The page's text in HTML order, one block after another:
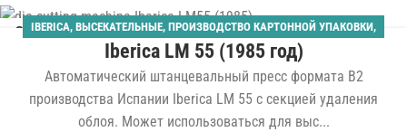
28IBERICA, ВЫСЕКАТЕЛЬНЫЕ, ПРОИЗВОДСТВО КАРТОННОЙ УПАКОВКИ,
ШТАНЦАГРЕГАТЫ
Iberica LM 55 (1985 год)
Автоматический штанцевальный пресс формата B2
производства Испании Iberica LM 55 с секцией удаления
облоя. Может использоваться для выс...